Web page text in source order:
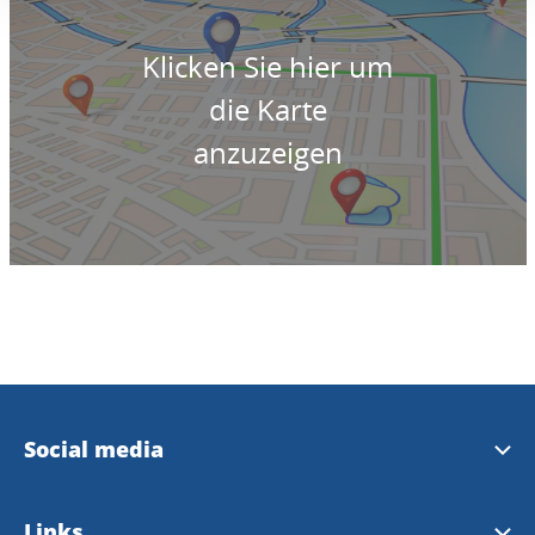
Klicken Sie hier um
die Karte
anzuzeigen
Social media
Instagram Touristinformation